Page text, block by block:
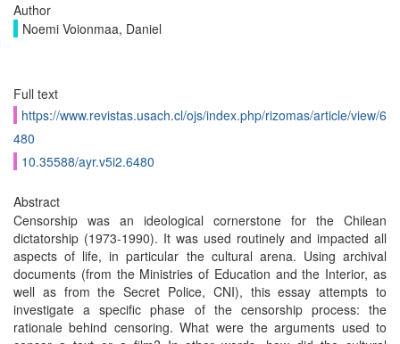
Author
Noemi Voionmaa, Daniel
Full text
https://www.revistas.usach.cl/ojs/index.php/rizomas/article/view/6
480
10.35588/ayr.v5i2.6480
Abstract
Censorship was an ideological cornerstone for the Chilean
dictatorship (1973-1990). It was used routinely and impacted all
aspects of life, in particular the cultural arena. Using archival
documents (from the Ministries of Education and the Interior, as
well as from the Secret Police, CNI), this essay attempts to
investigate a specific phase of the censorship process: the
rationale behind censoring. What were the arguments used to